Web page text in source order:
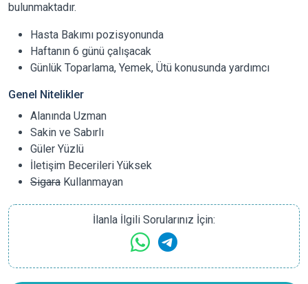
bulunmaktadır.
Hasta Bakımı pozisyonunda
Haftanın 6 günü çalışacak
Günlük Toparlama, Yemek, Ütü konusunda yardımcı
Genel Nitelikler
Alanında Uzman
Sakin ve Sabırlı
Güler Yüzlü
İletişim Becerileri Yüksek
Sigara Kullanmayan
İlanla İlgili Sorularınız İçin: